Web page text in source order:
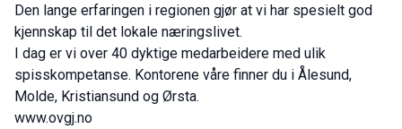
Den lange erfaringen i regionen gjør at vi har spesielt god
kjennskap til det lokale næringslivet.
I dag er vi over 40 dyktige medarbeidere med ulik
spisskompetanse. Kontorene våre finner du i Ålesund,
Molde, Kristiansund og Ørsta.
www.ovgj.no